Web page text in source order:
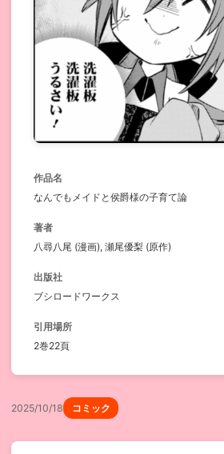
作品名
なんでもメイドと侯爵様の子育て論
著者
八尋八尾 (漫画), 瀬尾優梨 (原作)
出版社
ブシロードワークス
引用場所
2巻22頁
2025/10/18 コミック